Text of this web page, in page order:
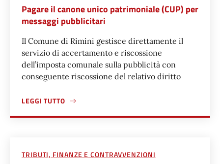
Pagare il canone unico patrimoniale (CUP) per
messaggi pubblicitari
Il Comune di Rimini gestisce direttamente il
servizio di accertamento e riscossione
dell’imposta comunale sulla pubblicità con
conseguente riscossione del relativo diritto
LEGGI TUTTO
A PROPOSITO DI PAGARE IL CANONE UNICO
TRIBUTI, FINANZE E CONTRAVVENZIONI